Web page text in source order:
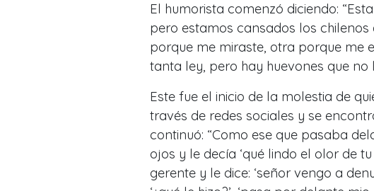
El humorista comenzó diciendo:
pero estamos cansados los
porque me miraste, otra porque me
tanta ley, pero hay huevones que
Este fue el inicio de la molestia de
través de redes sociales y se
continuó: “Como ese que pasaba
ojos y le decía ‘qué lindo el olor de
gerente y le dice: ‘señor vengo a